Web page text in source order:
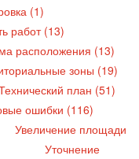
(1)
работ (13)
расположения (13)
зоны (19)
план (51)
ошибки (116)
Увеличение площади
Уточнение